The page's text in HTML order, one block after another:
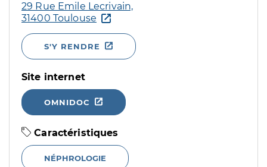
29 Rue Emile Lecrivain,
31400 Toulouse
S'Y RENDRE
Site internet
OMNIDOC
Caractéristiques
NÉPHROLOGIE